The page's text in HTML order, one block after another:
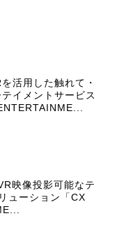
活用した触れて・
イメントサービス
映像投影可能なテ
ューション「CX